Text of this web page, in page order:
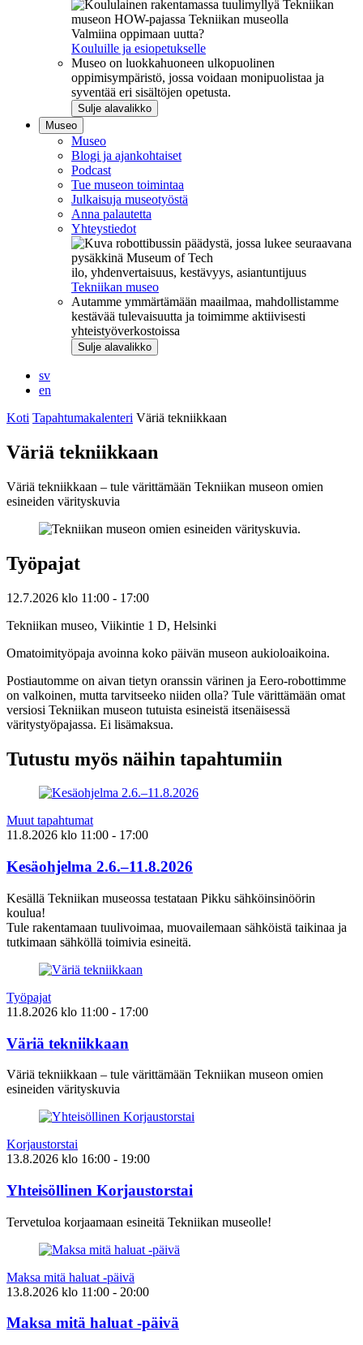
Valmiina oppimaan uutta?
Kouluille ja esiopetukselle
Museo on luokkahuoneen ulkopuolinen
oppimisympäristö, jossa voidaan monipuolistaa ja
syventää eri sisältöjen opetusta.
Sulje alavalikko
Museo
Museo
Blogi ja ajankohtaiset
Podcast
Tue museon toimintaa
Julkaisuja museotyöstä
Anna palautetta
Yhteystiedot
ilo, yhdenvertaisuus, kestävyys, asiantuntijuus
Tekniikan museo
Autamme ymmärtämään maailmaa, mahdollistamme
kestävää tulevaisuutta ja toimimme aktiivisesti
yhteistyöverkostoissa
Sulje alavalikko
sv
en
Koti Tapahtumakalenteri Väriä tekniikkaan
Väriä tekniikkaan
Väriä tekniikkaan – tule värittämään Tekniikan museon omien
esineiden värityskuvia
Työpajat
12.7.2026 klo 11:00 - 17:00
Tekniikan museo, Viikintie 1 D, Helsinki
Omatoimityöpaja avoinna koko päivän museon aukioloaikoina.
Postiautomme on aivan tietyn oranssin värinen ja Eero-robottimme
on valkoinen, mutta tarvitseeko niiden olla? Tule värittämään omat
versiosi Tekniikan museon tutuista esineistä itsenäisessä
väritystyöpajassa. Ei lisämaksua.
Tutustu myös näihin tapahtumiin
Muut tapahtumat
11.8.2026 klo 11:00 - 17:00
Kesäohjelma 2.6.–11.8.2026
Kesällä Tekniikan museossa testataan Pikku sähköinsinöörin
koulua!
Tule rakentamaan tuulivoimaa, muovailemaan sähköistä taikinaa ja
tutkimaan sähköllä toimivia esineitä.
Työpajat
11.8.2026 klo 11:00 - 17:00
Väriä tekniikkaan
Väriä tekniikkaan – tule värittämään Tekniikan museon omien
esineiden värityskuvia
Korjaustorstai
13.8.2026 klo 16:00 - 19:00
Yhteisöllinen Korjaustorstai
Tervetuloa korjaamaan esineitä Tekniikan museolle!
Maksa mitä haluat -päivä
13.8.2026 klo 11:00 - 20:00
Maksa mitä haluat -päivä